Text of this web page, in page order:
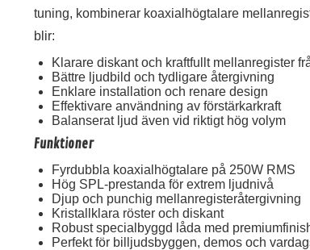
tuning, kombinerar koaxialhögtalare
blir:
Klarare diskant och kraftfullt mellanregister
Bättre ljudbild och tydligare återgivning
Enklare installation och renare design
Effektivare användning av förstärkarkraft
Balanserat ljud även vid riktigt hög volym
Funktioner
Fyrdubbla koaxialhögtalare på 250W RMS
Hög SPL-prestanda för extrem ljudnivå
Djup och punchig mellanregisteråtergivning
Kristallklara röster och diskant
Robust specialbyggd låda med
Perfekt för billjudsbyggen, demos och